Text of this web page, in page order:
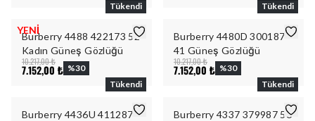
YENİ
Tükendi
Burberry 4488 422173 52
Kadın Güneş Gözlüğü
10.217,00 ₺
7.152,00 ₺ %30
Tükendi
Burberry 4480D 300187
41 Güneş Gözlüğü
10.217,00 ₺
7.152,00 ₺ %30
Tükendi
Burberry 4436U 411287
Tükendi
Burberry 4337 379987 56